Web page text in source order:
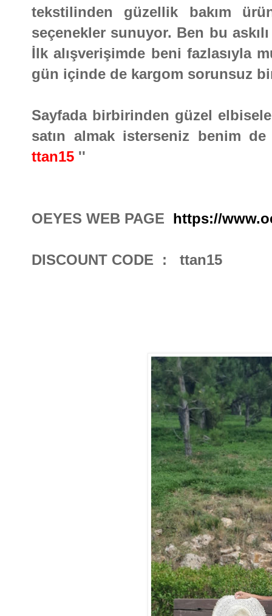
tekstilinden güzellik bakım
seçenekler sunuyor. Ben bu
İlk alışverişimde beni fazlasıyla
gün içinde de kargom sorunsuz
Sayfada birbirinden güzel
satın almak isterseniz benim
ttan15 ''
OEYES WEB PAGE https://
DISCOUNT CODE : ttan15